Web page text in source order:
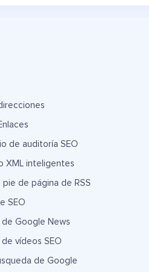
de auditoría SEO
XML inteligentes
de página de RSS
SEO
Google News
vídeos SEO
de Google